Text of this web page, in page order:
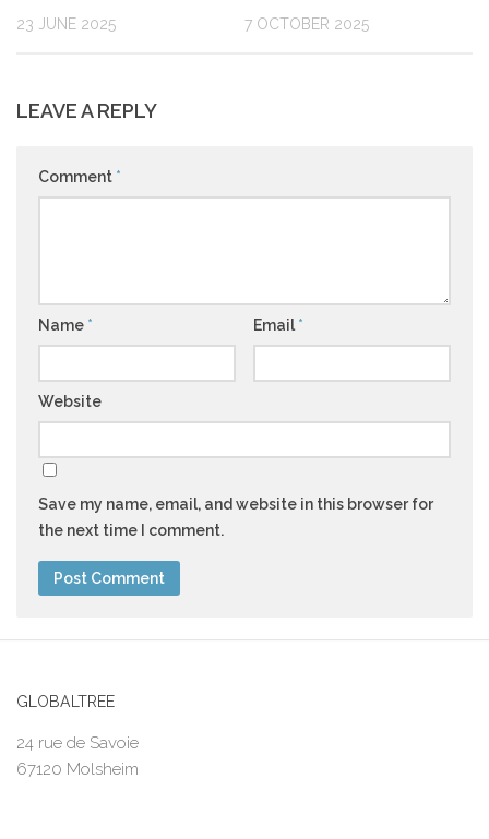
23 JUNE 2025 7 OCTOBER 2025
LEAVE A REPLY
Comment *
Name * Email *
Website
Save my name, email, and website in this browser for
the next time I comment.
GLOBALTREE
24 rue de Savoie
67120 Molsheim